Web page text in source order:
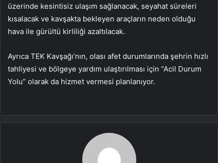
üzerinde kesintisiz ulaşım sağlanacak, seyahat süreleri
kısalacak ve kavşakta bekleyen araçların neden olduğu
hava ile gürültü kirliliği azaltılacak.
Ayrıca TEK Kavşağı’nın, olası afet durumlarında şehrin hızlı
tahliyesi ve bölgeye yardım ulaştırılması için “Acil Durum
Yolu” olarak da hizmet vermesi planlanıyor.